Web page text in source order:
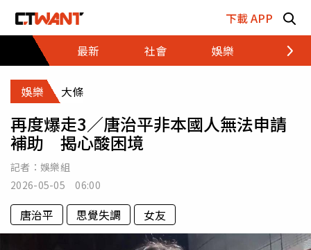
下載 APP
最新
社會 娛樂 財經
娛樂 大條
再度爆走3／唐治平非本國人無法申請
補助 揭心酸困境
記者： 娛樂組
2026-05-05 06:00
唐治平 思覺失調 女友